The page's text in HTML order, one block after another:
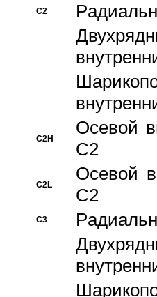
C2
C2H
Осевой
C2
C2L
Осевой
C2
C3